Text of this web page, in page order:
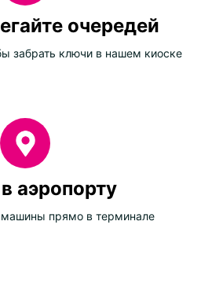
очередей
забрать ключи в нашем киоске
аэропорту
машины прямо в терминале